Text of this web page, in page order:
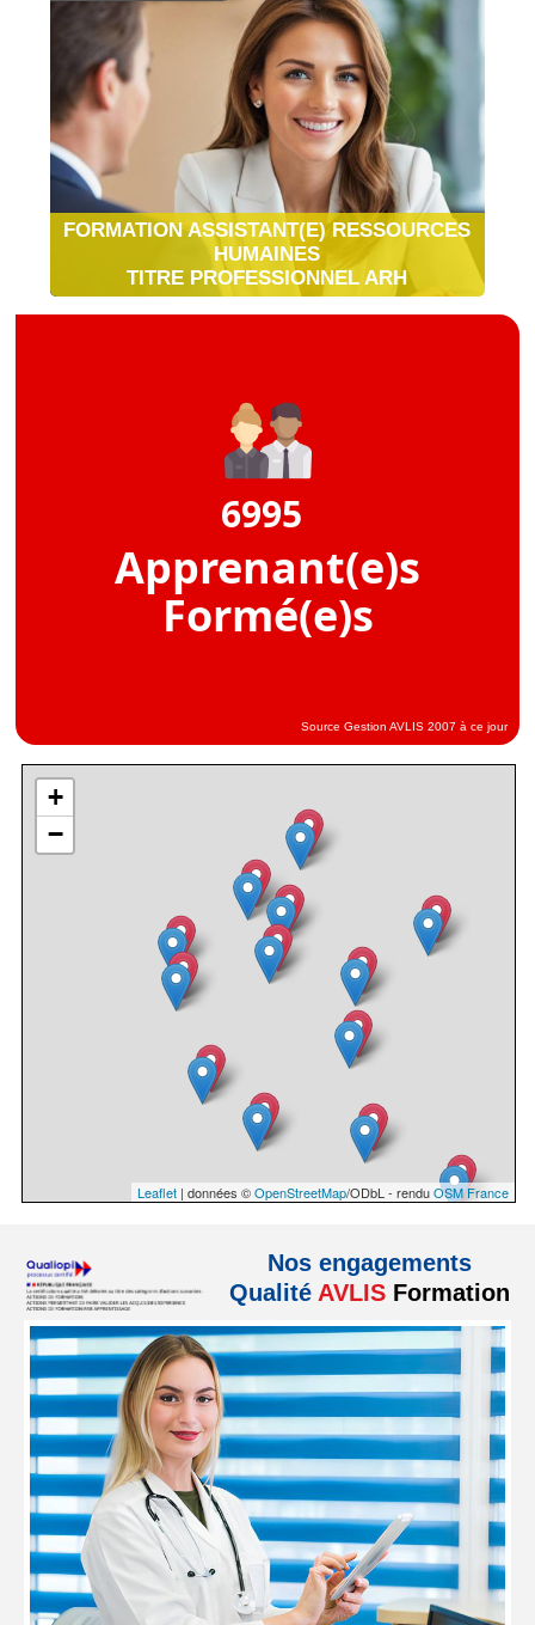
FORMATION ASSISTANT(E) RESSOURCES
HUMAINES
TITRE PROFESSIONNEL ARH
6995
Apprenant(e)s
Formé(e)s
Source Gestion AVLIS 2007 à ce jour
Nos engagements
Qualité AVLIS Formation